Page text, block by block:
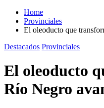
Home
Provinciales
El oleoducto que
Destacados Provinciales
El oleoducto
Río Negro